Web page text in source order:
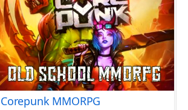
Corepunk MMORPG